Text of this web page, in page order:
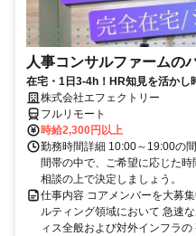
人事コンサルファームの
在宅・1日3-4h！HR知見を活かし
株式会社エフェクトリー
フルリモート
時給2,300円以上
勤務時間詳細 10:00～19:00の
間帯の中で、ご希望に応じた
相談の上で決定しましょう。
仕事内容 コアメンバーを大募
ルティング領域において 急速
ィス全般および対外インフラ